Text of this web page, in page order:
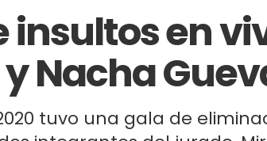
insultos en
Nacha
tuvo una gala de